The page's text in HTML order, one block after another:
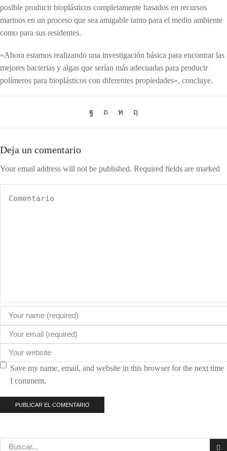
posible producir bioplásticos completamente basados en recursos
marinos en un proceso que sea amigable tanto para el medio ambiente
como para sus residentes.
«Ahora estamos realizando una investigación básica para encontrar las
mejores bacterias y algas que serían más adecuadas para producir
polímeros para bioplásticos con diferentes propiedades», concluye.
Deja un comentario
Your email address will not be published. Required fields are marked
Save my name, email, and website in this browser for the next time
I comment.